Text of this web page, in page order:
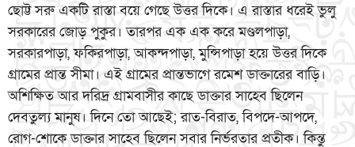
ছোট্ট সরু একটি রাস্তা বয়ে গেছে উত্তর দিকে। এ রাস্তার ধরেই ভুলু
সরকারের জোড় পুকুর। তারপর এক এক করে মণ্ডলপাড়া,
সরকারপাড়া, ফকিরপাড়া, আকন্দপাড়া, মুন্সিপাড়া হয়ে উত্তর দিকে
গ্রামের প্রান্ত সীমা। এই গ্রামের প্রান্তভাগে রমেশ ডাক্তারের বাড়ি।
অশিক্ষিত আর দরিদ্র গ্রামবাসীর কাছে ডাক্তার সাহেব ছিলেন
দেবতুল্য মানুষ। দিনে তো আছেই; রাত-বিরাত, বিপদে-আপদে,
রোগ-শোকে ডাক্তার সাহেব ছিলেন সবার নির্ভরতার প্রতীক। কিন্তু